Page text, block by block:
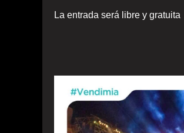
La entrada será libre y gratuita